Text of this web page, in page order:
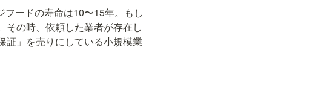
ードの寿命は10〜15年。もし
その時、依頼した業者が存在し
証」を売りにしている小規模業